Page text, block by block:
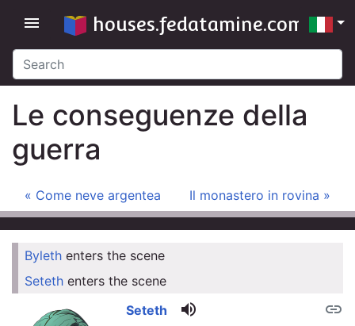
menu houses.fedatamine.com
Le conseguenze della
guerra
« Come neve argentea Il monastero in rovina »
Byleth enters the scene
Seteth enters the scene
link
Seteth volume_up